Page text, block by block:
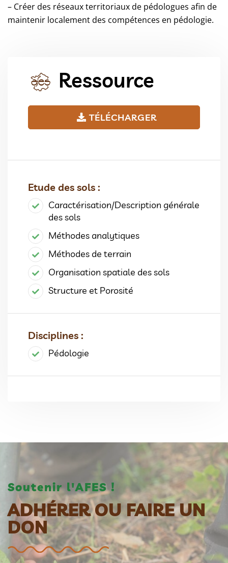
– Créer des réseaux territoriaux de pédologues afin de
maintenir localement des compétences en pédologie.
Ressource
TÉLÉCHARGER
Etude des sols :
Caractérisation/Description générale
des sols
Méthodes analytiques
Méthodes de terrain
Organisation spatiale des sols
Structure et Porosité
Disciplines :
Pédologie
Soutenir l'AFES !
ADHÉRER OU FAIRE UN
DON